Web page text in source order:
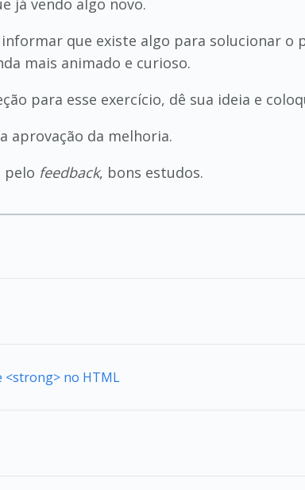
já vendo algo novo.
que existe algo para solucionar
mais animado e curioso.
para esse exercício, dê sua ideia e
aprovação da melhoria.
pelo feedback, bons estudos.
<strong> no HTML